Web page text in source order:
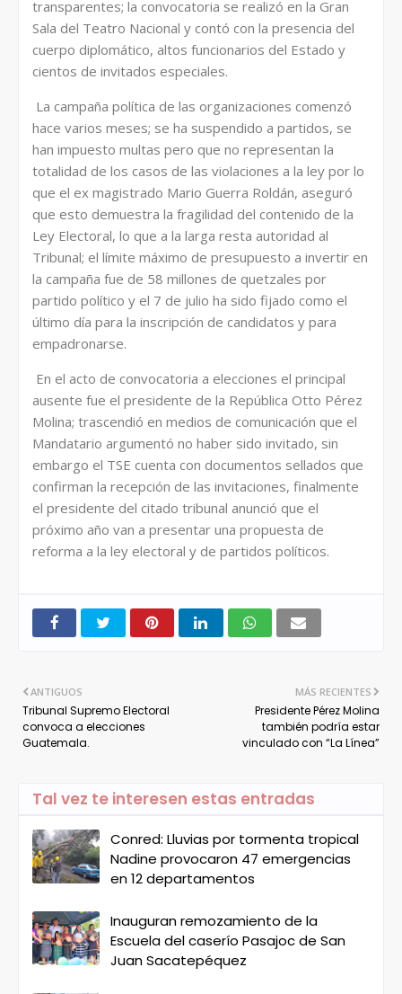
transparentes; la convocatoria se realizó en la Gran
Sala del Teatro Nacional y contó con la presencia del
cuerpo diplomático, altos funcionarios del Estado y
cientos de invitados especiales.
La campaña política de las organizaciones comenzó
hace varios meses; se ha suspendido a partidos, se
han impuesto multas pero que no representan la
totalidad de los casos de las violaciones a la ley por lo
que el ex magistrado Mario Guerra Roldán, aseguró
que esto demuestra la fragilidad del contenido de la
Ley Electoral, lo que a la larga resta autoridad al
Tribunal; el límite máximo de presupuesto a invertir en
la campaña fue de 58 millones de quetzales por
partido político y el 7 de julio ha sido fijado como el
último día para la inscripción de candidatos y para
empadronarse.
En el acto de convocatoria a elecciones el principal
ausente fue el presidente de la República Otto Pérez
Molina; trascendió en medios de comunicación que el
Mandatario argumentó no haber sido invitado, sin
embargo el TSE cuenta con documentos sellados que
confirman la recepción de las invitaciones, finalmente
el presidente del citado tribunal anunció que el
próximo año van a presentar una propuesta de
reforma a la ley electoral y de partidos políticos.
MÁS RECIENTES
Presidente Pérez Molina
también podría estar
vinculado con “La Línea”
ANTIGUOS
Tribunal Supremo Electoral
convoca a elecciones
Guatemala.
Tal vez te interesen estas entradas
Conred: Lluvias por tormenta tropical
Nadine provocaron 47 emergencias
en 12 departamentos
Inauguran remozamiento de la
Escuela del caserío Pasajoc de San
Juan Sacatepéquez